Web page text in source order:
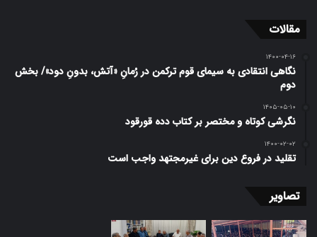
مقالات
۱۴۰۰-۰۴-۱۶
نگاهی انتقادی به سیمای قوم ترکمن در رُمانِ «آتش، بدونِ دود»/ بخش
دوم
۱۴۰۵-۰۵-۱۰
نگرشی کوتاه و مختصر بر کتاب دده قورقود
۱۴۰۰-۰۲-۰۲
تقلید در فروع دین برای غیرمجتهد واجب است
تصاویر